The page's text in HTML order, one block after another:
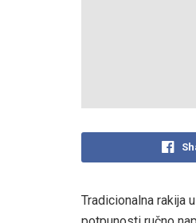
Tradicionalna rakija